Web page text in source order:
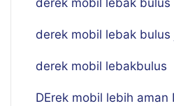
derek mobil lebak bulus
derek mobil lebak
derek mobil lebakbulus
DErek mobil lebih aman